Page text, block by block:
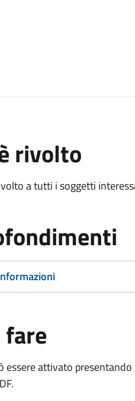
rivolto
a tutti i soggetti
fare
essere attivato